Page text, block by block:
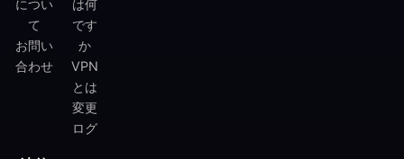
につい
て
お問い
合わせ
は何
です
か
VPN
とは
変更
ログ